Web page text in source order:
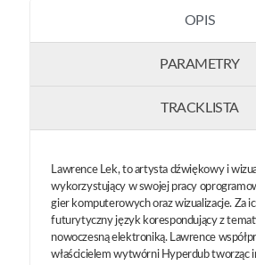
OPIS
PARAMETRY
TRACKLISTA
Lawrence Lek, to artysta dźwiękowy i
wykorzystujący w swojej pracy
gier komputerowych oraz wizualizacje. Za
futurytyczny język korespondujący z
nowoczesną elektroniką. Lawrence
właścicielem wytwórni Hyperdub tworząc